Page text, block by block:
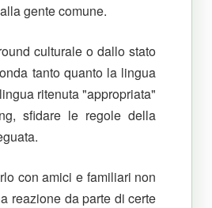
gente comune.
culturale o dallo stato
tanto quanto la lingua
ritenuta "appropriata"
sfidare le regole della
con amici e familiari non
reazione da parte di certe